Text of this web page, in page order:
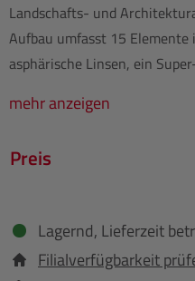
Landschafts- und
Aufbau umfasst 15
asphärische Linsen, ein
mehr anzeigen
Preis
Lagernd, Lieferzeit
Filialverfügbarkeit